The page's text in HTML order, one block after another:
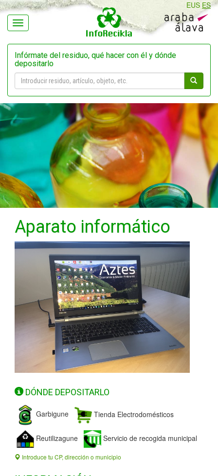
Navegación
EUS ES
Infórmate del residuo, qué hacer con él y dónde
depositarlo
Aparato informático
DÓNDE DEPOSITARLO
Garbigune Tienda Electrodomésticos
Reutilizagune Servicio de recogida municipal
Introduce tu CP, dirección o municipio